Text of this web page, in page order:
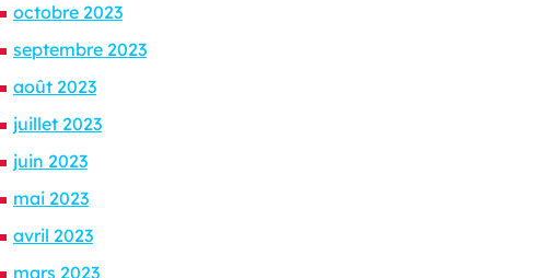
octobre 2023
septembre 2023
août 2023
juillet 2023
juin 2023
mai 2023
avril 2023
mars 2023